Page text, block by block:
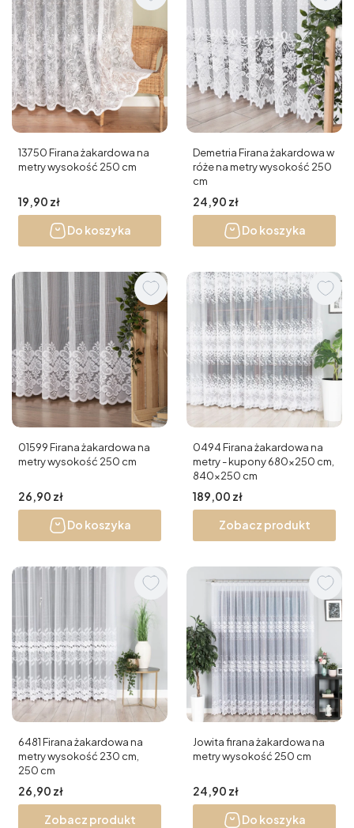
13750 Firana żakardowa na
metry wysokość 250 cm
Cena
19,90 zł
Do koszyka
Demetria Firana żakardowa w
róże na metry wysokość 250
cm
Cena
24,90 zł
Do koszyka
01599 Firana żakardowa na
metry wysokość 250 cm
Cena
26,90 zł
Do koszyka
0494 Firana żakardowa na
metry - kupony 680x250 cm,
840x250 cm
Cena
189,00 zł
Zobacz produkt
6481 Firana żakardowa na
metry wysokość 230 cm,
250 cm
Cena
26,90 zł
Zobacz produkt
Jowita firana żakardowa na
metry wysokość 250 cm
Cena
24,90 zł
Do koszyka